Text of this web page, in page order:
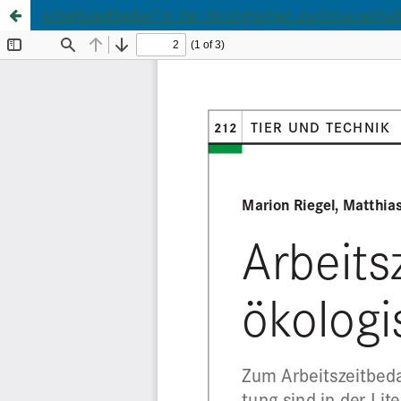
Arbeitszeitbedarf in der ökologischen